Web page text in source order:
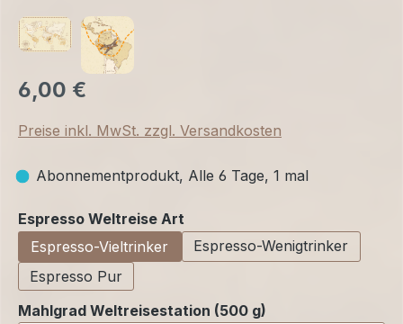
6,00 €
Preise inkl. MwSt. zzgl. Versandkosten
Abonnementprodukt, Alle 6 Tage, 1 mal
Espresso Weltreise Art
Espresso-Vieltrinker
Espresso-Wenigtrinker
Espresso Pur
Mahlgrad Weltreisestation (500 g)